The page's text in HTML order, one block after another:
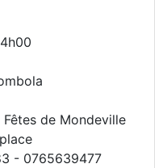
de Mondeville
- 0765639477